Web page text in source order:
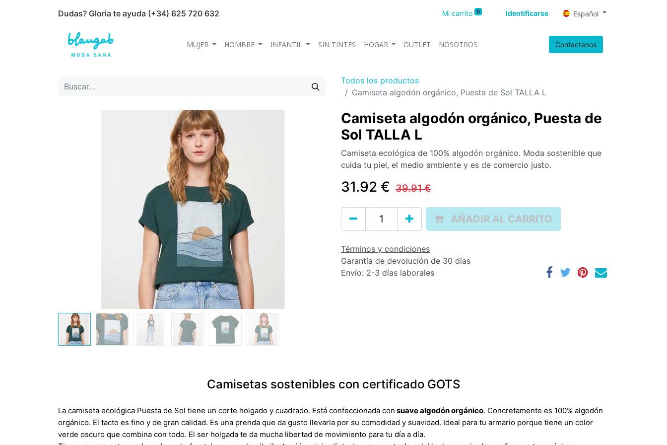
Dudas? Gloria te ayuda (+34) 625 720 632 Mi carrito 0 Identificarse Español
MUJER HOMBRE INFANTIL SIN TINTES HOGAR OUTLET NOSOTROS Contactanos
Todos los productos
Camiseta algodón orgánico, Puesta de Sol TALLA L
Camiseta algodón orgánico, Puesta de
Sol TALLA L
Camiseta ecológica de 100% algodón orgánico. Moda sostenible que
cuida tu piel, el medio ambiente y es de comercio justo.
31.92 € 39.91€
AÑADIR AL CARRITO
Términos y condiciones
Garantía de devolución de 30 días
Envío: 2-3 días laborales
Camisetas sostenibles con certificado GOTS
La camiseta ecológica Puesta de Sol tiene un corte holgado y cuadrado. Está confeccionada con suave algodón orgánico. Concretamente es 100% algodón
orgánico. El tacto es fino y de gran calidad. Es una prenda que da gusto llevarla por su comodidad y suavidad. Ideal para tu armario porque tiene un color
verde oscuro que combina con todo. El ser holgada te da mucha libertad de movimiento para tu día a día.